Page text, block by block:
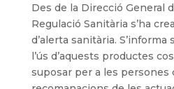
Des de la Direcció General
Regulació Sanitària s’ha
d’alerta sanitària.
l’ús d’aquests productes
suposar per a les persones